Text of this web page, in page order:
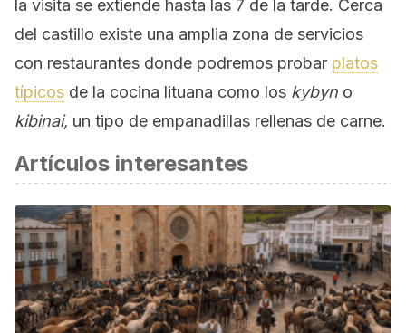
la visita se extiende hasta las 7 de la tarde. Cerca
del castillo existe una amplia zona de servicios
con restaurantes donde podremos probar platos
típicos de la cocina lituana como los kybyn o
kibinai, un tipo de empanadillas rellenas de carne.
Artículos interesantes